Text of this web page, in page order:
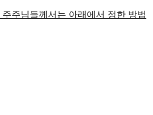
주주님들께서는 아래에서 정한 방법